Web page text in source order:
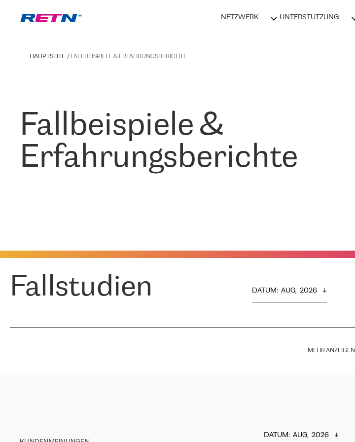
NETZWERK UNTERSTÜTZUNG
HAUPTSEITE FALLBEISPIELE & ERFAHRUNGSBERICHTE
Fallbeispiele &
Erfahrungsberichte
Fallstudien DATUM: AUG,  2026
MEHR ANZEIGEN
DATUM: AUG,  2026